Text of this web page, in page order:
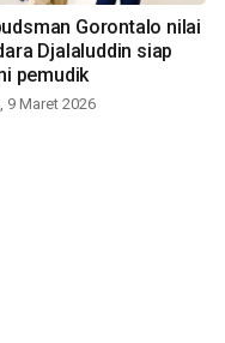
Gorontalo nilai
Djalaluddin siap
pemudik
9 Maret 2026